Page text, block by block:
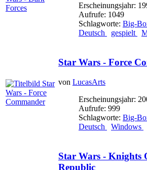
Erscheinungsjahr:
Aufrufe: 1049
Schlagworte: Big-
Deutsch
gespielt
Star Wars - Force
von LucasArts
Erscheinungsjahr:
Aufrufe: 999
Schlagworte: Big-
Deutsch
Windows
Star Wars - Knights
Republic